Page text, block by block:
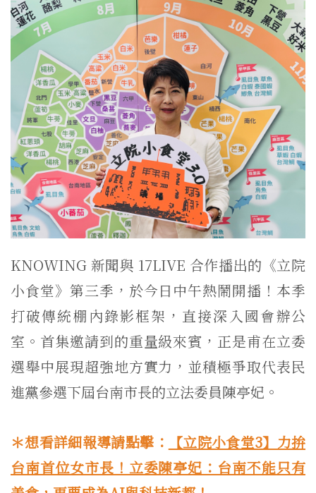
KNOWING 新聞與 17LIVE 合作播出的《立院
小食堂》第三季，於今日中午熱鬧開播！本季
打破傳統棚內錄影框架，直接深入國會辦公
室。首集邀請到的重量級來賓，正是甫在立委
選舉中展現超強地方實力，並積極爭取代表民
進黨參選下屆台南市長的立法委員陳亭妃。
＊想看詳細報導請點擊：
【立院小食堂3】力拚
台南首位女市長！立委陳亭妃：台南不能只有